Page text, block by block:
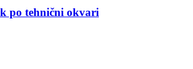
po tehnični okvari